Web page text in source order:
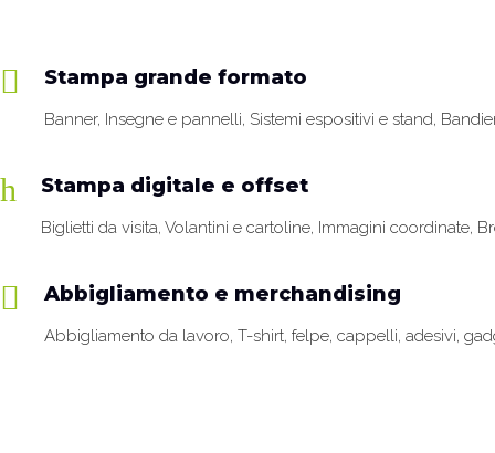
Stampa grande formato
Banner, Insegne e pannelli, Sistemi espositivi e stand,
Stampa digitale e offset
Biglietti da visita, Volantini e cartoline, Immagini coordinate,
Abbigliamento e merchandising
Abbigliamento da lavoro, T-shirt, felpe, cappelli, adesivi,